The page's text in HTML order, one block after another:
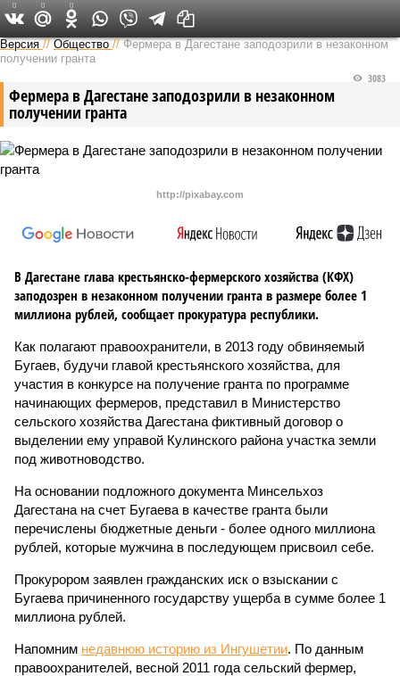
Версия на Кавказе
Версия //Общество //Фермера в Дагестане заподозрили в незаконном
получении гранта
Фермера в Дагестане заподозрили в незаконном
получении гранта
3083
http://pixabay.com
В Дагестане глава крестьянско-фермерского хозяйства (КФХ)
заподозрен в незаконном получении гранта в размере более 1
миллиона рублей, сообщает прокуратура республики.
Как полагают правоохранители, в 2013 году обвиняемый
Бугаев, будучи главой крестьянского хозяйства, для
участия в конкурсе на получение гранта по программе
начинающих фермеров, представил в Министерство
сельского хозяйства Дагестана фиктивный договор о
выделении ему управой Кулинского района участка земли
под животноводство.
На основании подложного документа Минсельхоз
Дагестана на счет Бугаева в качестве гранта были
перечислены бюджетные деньги - более одного миллиона
рублей, которые мужчина в последующем присвоил себе.
Прокурором заявлен гражданских иск о взыскании с
Бугаева причиненного государству ущерба в сумме более 1
миллиона рублей.
Напомним недавнюю историю из Ингушетии. По данным
правоохранителей, весной 2011 года сельский фермер,
0 0 0